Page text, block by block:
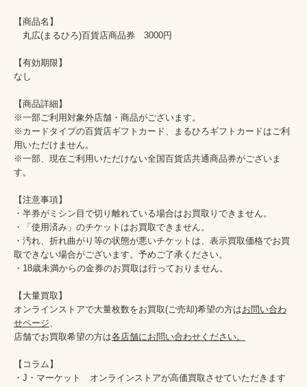
【商品名】
丸広(まるひろ)百貨店商品券　3000円
【有効期限】
なし
【商品詳細】
※一部ご利用対象外店舗・商品がございます。
※カードタイプの百貨店ギフトカード、まるひろギフトカードはご利
用いただけません。
※一部、現在ご利用いただけない全国百貨店共通商品券がございま
す。
【注意事項】
・半券がミシン目で切り離れている場合はお買取りできません。
・「使用済み」のチケットはお買取できません。
・汚れ、折れ曲がり等の状態が悪いチケットは、表示買取価格でお買
取できない場合がございます。予めご了承ください。
・18歳未満からの金券のお買取は行っておりません。
【大量買取】
オンラインストアで大量枚数をお買取(ご売却)希望の方はお問い合わ
せページ
店舗でお買取希望の方は各店舗にお問い合わせください。
【コラム】
・J・マーケット　オンラインストアが高価買取させていただきます